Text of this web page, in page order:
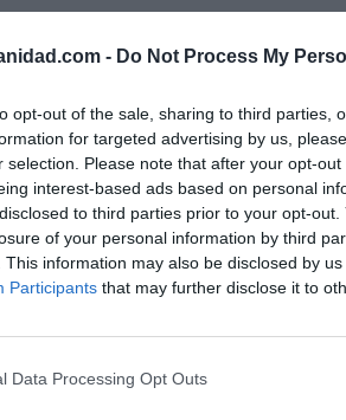
- Do Not Process My
opt-out of the sale, sharing to third parties,
for targeted advertising by us,
selection. Please note that after your opt-
interest-based ads based on personal
to third parties prior to your opt-
of your personal information by third
This information may also be disclosed by
Participants that may further disclose it to
Data Processing Opt Outs
este artículo?